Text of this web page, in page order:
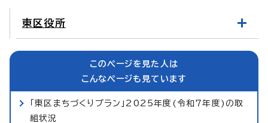
東区役所
このページを見た人は
こんなページも見ています
「東区まちづくりプラン」2025年度(令和7年度)の取
組状況